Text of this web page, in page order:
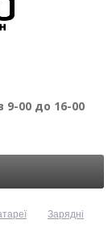
9-00 до 16-00
Зарядні